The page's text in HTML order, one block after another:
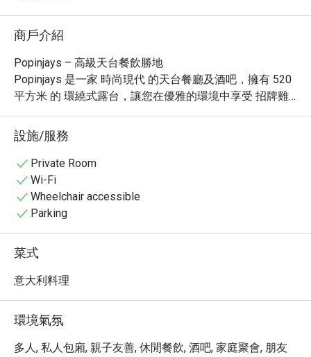
商戶介紹
Popinjays – 高級天台餐飲勝地
Popinjays 是一家 時尚現代 的天台餐廳及酒吧，擁有 520
平方米 的 環繞式露台，讓您在優雅的環境中享受 招牌雞
尾酒、精選葡萄酒 及一系列精緻美食，同時飽覽 香港天際
線的壯麗景色。
餐廳精心策劃的菜單呈現出 正宗義大利風味，並融合現代
創新元素，再搭配 精緻雞尾酒、匠心烈酒 和 精美酒吧小
食，打造出沉浸式的用餐體驗。
獨特的天台用餐體驗
Popinjays 以 香港活力四射、國際化的都會氛圍 為靈感，
稱來自鄰近 植物公園和花園道 活躍的 鳳頭鸚鵡
(Cockatoos)，象徵著這裡的 熱鬧與活力，是 社交聚會和
特別慶祝 的理想場所。
設施/服務
Private Room
Wi-Fi
Wheelchair accessible
Parking
菜式
意大利料理
環境氣氛
多人, 私人包廂, 親子友善, 休閒餐飲, 酒吧, 家庭聚會, 朋友